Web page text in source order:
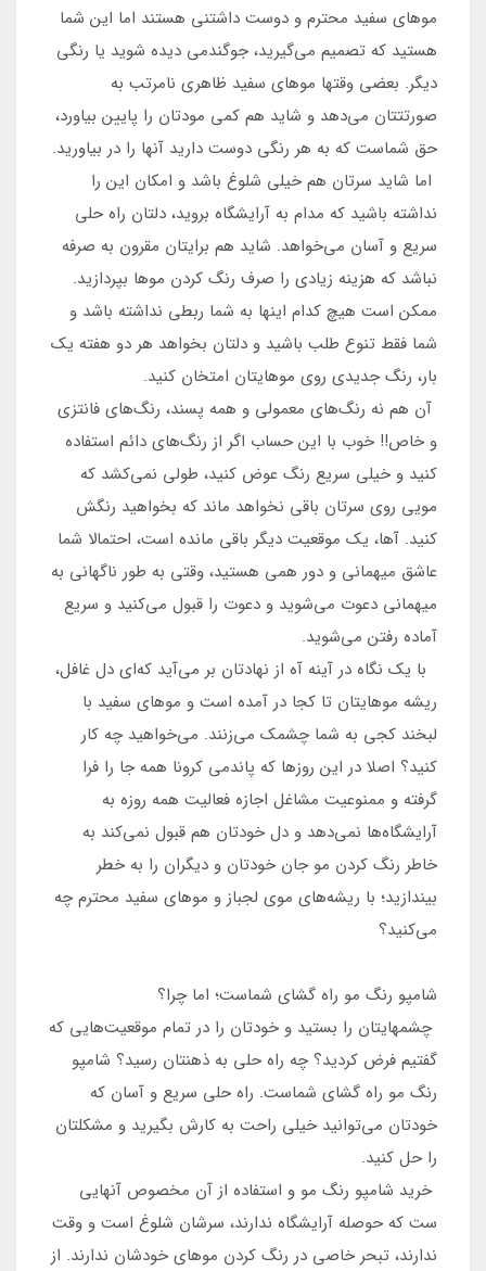
موهای سفید محترم و دوست داشتنی هستند اما این شما
هستید که تصمیم می‌گیرید، جوگندمی دیده شوید یا رنگی
دیگر. بعضی وقتها موهای سفید ظاهری نامرتب به
صورتتتان می‌دهد و شاید هم کمی مودتان را پایین بیاورد،
حق شماست که به هر رنگی دوست دارید آنها را در بیاورید.
اما شاید سرتان هم خیلی شلوغ باشد و امکان این را
نداشته باشید که مدام به آرایشگاه بروید، دلتان راه حلی
سریع و آسان می‌خواهد. شاید هم برایتان مقرون به صرفه
نباشد که هزینه زیادی را صرف رنگ کردن موها بپردازید.
ممکن است هیچ کدام اینها به شما ربطی نداشته باشد و
شما فقط تنوع طلب باشید و دلتان بخواهد هر دو هفته یک
بار، رنگ جدیدی روی موهایتان امتخان کنید.
آن هم نه رنگ‌های معمولی و همه پسند، رنگ‌های فانتزی
و خاص!! خوب با این حساب اگر از رنگ‌های دائم استفاده
کنید و خیلی سریع رنگ عوض کنید، طولی نمی‌کشد که
مویی روی سرتان باقی نخواهد ماند که بخواهید رنگش
کنید. آها، یک موقعیت دیگر باقی مانده است، احتمالا شما
عاشق میهمانی و دور همی هستید، وقتی به طور ناگهانی به
میهمانی دعوت می‌شوید و دعوت را قبول می‌کنید و سریع
آماده رفتن می‌شوید.
با یک نگاه در آینه آه از نهادتان بر می‌آید که‌ای دل غافل،
ریشه موهایتان تا کجا در آمده است و موهای سفید با
لبخند کجی به شما چشمک می‌زنند. می‌خواهید چه کار
کنید؟ اصلا در این روزها که پاندمی کرونا همه جا را فرا
گرفته و ممنوعیت مشاغل اجازه فعالیت همه روزه به
آرایشگاه‌ها نمی‌دهد و دل خودتان هم قبول نمی‌کند به
خاطر رنگ کردن مو جان خودتان و دیگران را به خطر
بیندازید؛ با ریشه‌های موی لجباز و موهای سفید محترم چه
می‌کنید؟
شامپو رنگ مو راه گشای شماست؛ اما چرا؟
چشمهایتان را بستید و خودتان را در تمام موقعیت‌هایی که
گفتیم فرض کردید؟ چه راه حلی به ذهنتان رسید؟ شامپو
رنگ مو راه گشای شماست. راه حلی سریع و آسان که
خودتان می‌توانید خیلی راحت به کارش بگیرید و مشکلتان
را حل کنید.
خرید شامپو رنگ مو و استفاده از آن مخصوص آنهایی
ست که حوصله آرایشگاه ندارند، سرشان شلوغ است و وقت
ندارند، تبحر خاصی در رنگ کردن موهای خودشان ندارند. از